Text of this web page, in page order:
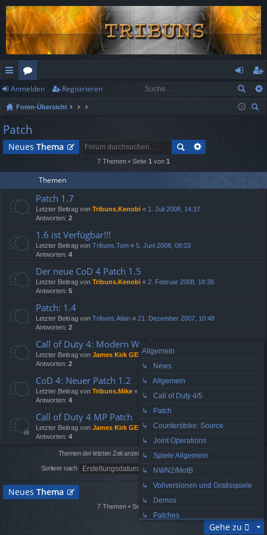
ch
ne
llz
ug
f
or
en
n
m
eg
ist
Anmelden Registrieren
Foren-Übersicht
Patch
Neues Thema
7 Themen • Seite 1 von 1
Themen
Patch 1.7
Letzter Beitrag von Tribuns.Kenobi « 1. Juli 2008, 14:37
Antworten: 2
1.6 ist Verfügbar!!!
Letzter Beitrag von Tribuns.Tom « 5. Juni 2008, 08:03
Antworten: 4
Der neue CoD 4 Patch 1.5
Letzter Beitrag von Tribuns.Kenobi « 2. Februar 2008, 18:38
Antworten: 5
Patch: 1.4
Letzter Beitrag von Tribuns.Atlan « 21. Dezember 2007, 10:48
Antworten: 2
Call of Duty 4: Modern Warfare™ 1.3 Patch
Letzter Beitrag von James Kirk GER «9. Dezember 2007, 18:07
Antworten: 2
CoD 4: Neuer Patch 1.2
Letzter Beitrag von Tribuns.Mike « 25. November 2007, 16:55
Antworten: 4
Call of Duty 4 MP Patch
Letzter Beitrag von James Kirk GER «
18. November 2007, 16:37
Antworten: 4
Themen der letzten Zeit anzeigen:
Sortiere nach
Neues Thema
7 Themen • Seite1von1
Gehe zu
Allgemein
↳ News
↳ Allgemein
↳ Call of Duty 4/5
↳ Patch
↳ Counterstrike: Source
↳ Joint Operations
↳ Spiele Allgemein
↳ NWN2/MotB
↳ Vollversionen und Gratisspiele
↳ Demos
↳ Patches